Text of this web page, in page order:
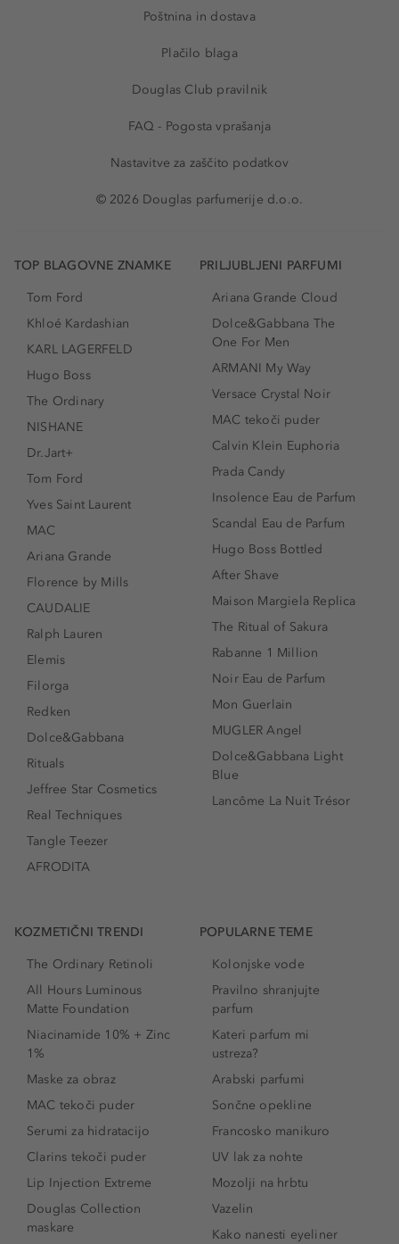
Poštnina in dostava
Plačilo blaga
Douglas Club pravilnik
FAQ - Pogosta vprašanja
Nastavitve za zaščito podatkov
© 2026 Douglas parfumerije d.o.o.
TOP BLAGOVNE ZNAMKE
Tom Ford
Khloé Kardashian
KARL LAGERFELD
Hugo Boss
The Ordinary
NISHANE
Dr.Jart+
Tom Ford
Yves Saint Laurent
MAC
Ariana Grande
Florence by Mills
CAUDALIE
Ralph Lauren
Elemis
Filorga
Redken
Dolce&Gabbana
Rituals
Jeffree Star Cosmetics
Real Techniques
Tangle Teezer
AFRODITA
PRILJUBLJENI PARFUMI
Ariana Grande Cloud
Dolce&Gabbana The
One For Men
ARMANI My Way
Versace Crystal Noir
MAC tekoči puder
Calvin Klein Euphoria
Prada Candy
Insolence Eau de Parfum
Scandal Eau de Parfum
Hugo Boss Bottled
After Shave
Maison Margiela Replica
The Ritual of Sakura
Rabanne 1 Million
Noir Eau de Parfum
Mon Guerlain
MUGLER Angel
Dolce&Gabbana Light
Blue
Lancôme La Nuit Trésor
KOZMETIČNI TRENDI
The Ordinary Retinoli
All Hours Luminous
Matte Foundation
Niacinamide 10% + Zinc
1%
Maske za obraz
MAC tekoči puder
Serumi za hidratacijo
Clarins tekoči puder
Lip Injection Extreme
Douglas Collection
maskare
POPULARNE TEME
Kolonjske vode
Pravilno shranjujte
parfum
Kateri parfum mi
ustreza?
Arabski parfumi
Sončne opekline
Francosko manikuro
UV lak za nohte
Mozolji na hrbtu
Vazelin
Kako nanesti eyeliner